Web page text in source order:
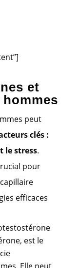
et
peut
clés :
le stress.
pour
efficaces
est le
Elle peut